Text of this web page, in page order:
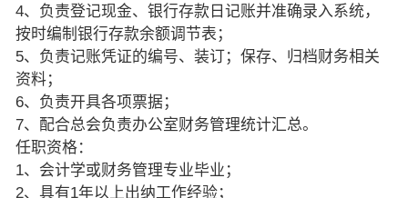
4、负责登记现金、银行存款日记账并准确录入系统，
按时编制银行存款余额调节表；
5、负责记账凭证的编号、装订；保存、归档财务相关
资料；
6、负责开具各项票据；
7、配合总会负责办公室财务管理统计汇总。
任职资格：
1、会计学或财务管理专业毕业；
2、具有1年以上出纳工作经验；